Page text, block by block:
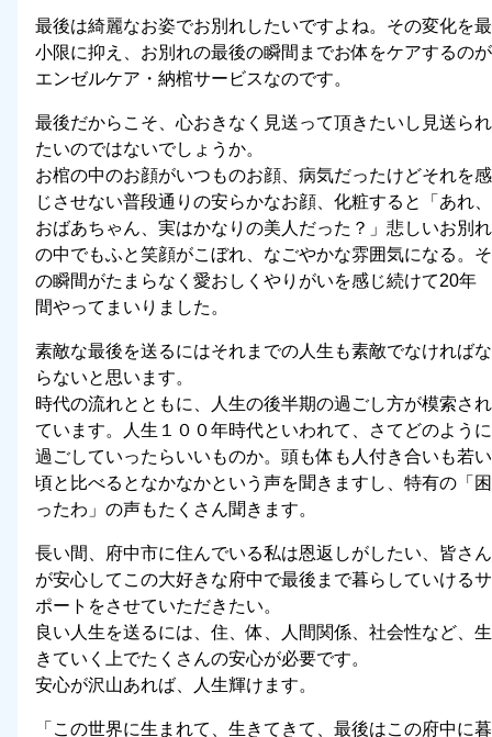
最後は綺麗なお姿でお別れしたいですよね。その変化を最
小限に抑え、お別れの最後の瞬間までお体をケアするのが
エンゼルケア・納棺サービスなのです。
最後だからこそ、心おきなく見送って頂きたいし見送られ
たいのではないでしょうか。
お棺の中のお顔がいつものお顔、病気だったけどそれを感
じさせない普段通りの安らかなお顔、化粧すると
「あれ、
おばあちゃん、実はかなりの美人だった？」 悲しいお別れ
の中でもふと笑顔がこぼれ、なごやかな雰囲気になる。そ
の瞬間がたまらなく愛おしくやりがいを感じ続けて20年
間やってまいりました。
素敵な最後を送るにはそれまでの人生も素敵でなければな
らないと思います。
時代の流れとともに、人生の後半期の過ごし方が模索され
ています。人生１００年時代といわれて、さてどのように
過ごしていったらいいものか。頭も体も人付き合いも若い
頃と比べるとなかなかという声を聞きますし、特有の「困
ったわ」の声もたくさん聞きます。
長い間、府中市に住んでいる私は恩返しがしたい、皆さん
が安心してこの大好きな府中で最後まで暮らしていけるサ
ポートをさせていただきたい。
良い人生を送るには、住、体、人間関係、社会性など、生
きていく上でたくさんの安心が必要です。
安心が沢山あれば、人生輝けます。
「この世界に生まれて、生きてきて、最後はこの府中に暮